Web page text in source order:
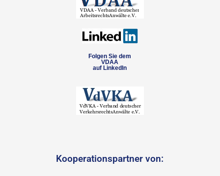
Folgen Sie dem
VDAA
auf LinkedIn
Kooperationspartner von: